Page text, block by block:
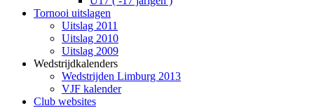
Tornooi uitslagen
Uitslag 2011
Uitslag 2010
Uitslag 2009
Wedstrijdkalenders
Wedstrijden Limburg 2013
VJF kalender
Club websites